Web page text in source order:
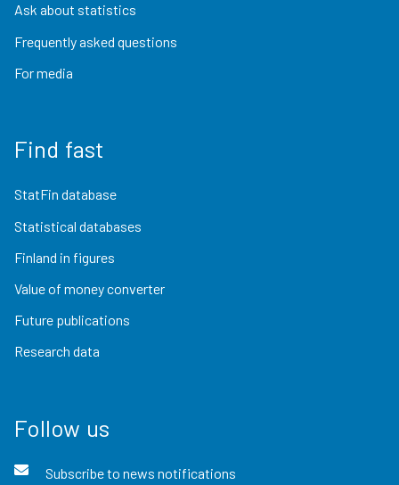
Ask about statistics
Frequently asked questions
For media
Find fast
StatFin database
Statistical databases
Finland in figures
Value of money converter
Future publications
Research data
Follow us
Subscribe to news notifications